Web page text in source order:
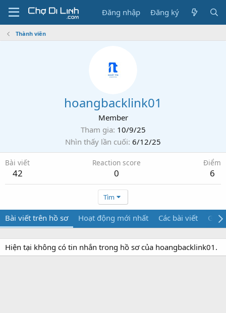
Đăng nhập Đăng ký
Thành viên
hoangbacklink01
Member
Tham gia 10/9/25
Nhìn thấy lần cuối 6/12/25
Bài viết
42
Reaction score
0
Điểm
6
Tìm
Bài viết trên hồ sơ Hoạt động mới nhất Các bài viết Giới
Hiện tại không có tin nhắn trong hồ sơ của hoangbacklink01.